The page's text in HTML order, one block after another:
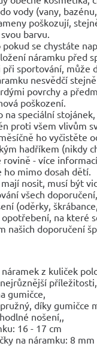
vody (vany,
poškozují,
barvu.
se chystáte
náramku před
sportování, může
nesvědčí
povrchy a
poškození.
na speciální
proti všem vlivům
ho vyčistěte
hadříkem (nikdy
- více
ho mimo dosah dětí.
nosit, musí být
všech
(oděrky,
na které
našich doporučení
z kuliček
gumičce,
díky gumičce
nošení,,
16 - 17 cm
na náramku: 8 mm